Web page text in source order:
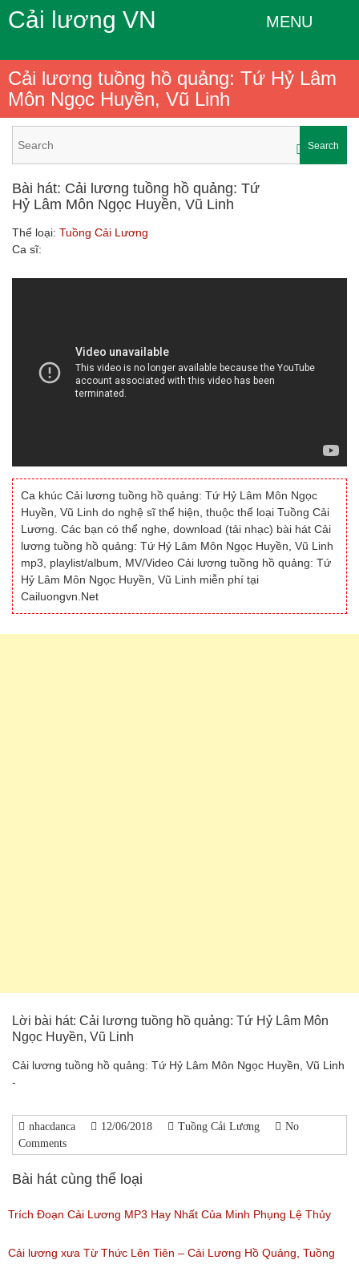
Cải lương VN MENU
Cải lương tuồng hồ quảng: Tứ Hỷ Lâm
Môn Ngọc Huyền, Vũ Linh
Search
Bài hát: Cải lương tuồng hồ quảng: Tứ
Hỷ Lâm Môn Ngọc Huyền, Vũ Linh
Thể loại: Tuồng Cải Lương
Ca sĩ:
Ca khúc Cải lương tuồng hồ quảng: Tứ Hỷ Lâm Môn Ngọc
Huyền, Vũ Linh do nghệ sĩ thể hiện, thuộc thể loại Tuồng Cải
Lương. Các bạn có thể nghe, download (tải nhạc) bài hát Cải
lương tuồng hồ quảng: Tứ Hỷ Lâm Môn Ngọc Huyền, Vũ Linh
mp3, playlist/album, MV/Video Cải lương tuồng hồ quảng: Tứ
Hỷ Lâm Môn Ngọc Huyền, Vũ Linh miễn phí tại
Cailuongvn.Net
Lời bài hát: Cải lương tuồng hồ quảng: Tứ Hỷ Lâm Môn
Ngọc Huyền, Vũ Linh
Cải lương tuồng hồ quảng: Tứ Hỷ Lâm Môn Ngọc Huyền, Vũ Linh
-
nhacdanca 12/06/2018 Tuồng Cải Lương
No
Comments
Bài hát cùng thể loại
Trích Đoạn Cải Lương MP3 Hay Nhất Của Minh Phụng Lệ Thủy
Phần 1
Cải lương xưa Từ Thức Lên Tiên – Cải Lương Hồ Quảng, Tuồng